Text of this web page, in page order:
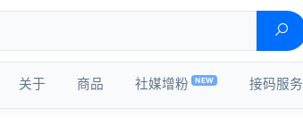
关于 商品 社媒增粉 NEW 接码服务